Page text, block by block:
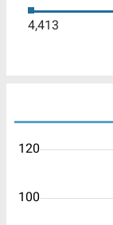
4,413
100
120